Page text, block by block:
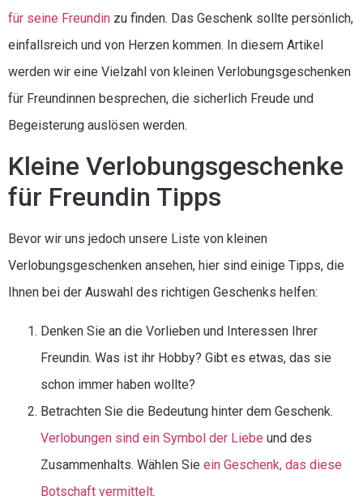
für seine Freundin zu finden. Das Geschenk sollte persönlich,
einfallsreich und von Herzen kommen. In diesem Artikel
werden wir eine Vielzahl von kleinen Verlobungsgeschenken
für Freundinnen besprechen, die sicherlich Freude und
Begeisterung auslösen werden.
Kleine Verlobungsgeschenke
für Freundin Tipps
Bevor wir uns jedoch unsere Liste von kleinen
Verlobungsgeschenken ansehen, hier sind einige Tipps, die
Ihnen bei der Auswahl des richtigen Geschenks helfen:
Denken Sie an die Vorlieben und Interessen Ihrer
Freundin. Was ist ihr Hobby? Gibt es etwas, das sie
schon immer haben wollte?
Betrachten Sie die Bedeutung hinter dem Geschenk.
Verlobungen sind ein Symbol der Liebe und des
Zusammenhalts. Wählen Sie ein Geschenk, das diese
Botschaft vermittelt.